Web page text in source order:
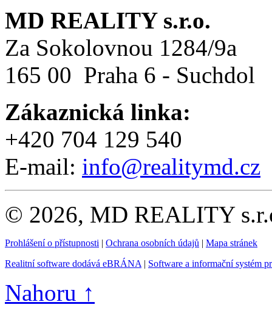
MD REALITY s.r.o.
Za Sokolovnou 1284/9a
165 00 Praha 6 - Suchdol
Zákaznická linka:
+420 704 129 540
E-mail: info@realitymd.cz
© 2026, MD REALITY
Prohlášení o přístupnosti | Ochrana osobních údajů | Mapa stránek
Realitní software dodává eBRÁNA | Software a informační systém
Nahoru ↑